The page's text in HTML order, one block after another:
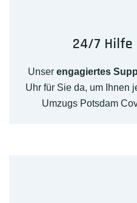
24/7 Hilfe
Unser engagiertes
Uhr für Sie da, um Ihnen
Umzugs Potsdam